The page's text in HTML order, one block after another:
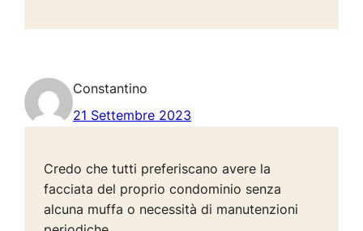
Constantino
21 Settembre 2023
Credo che tutti preferiscano avere la
facciata del proprio condominio senza
alcuna muffa o necessità di manutenzioni